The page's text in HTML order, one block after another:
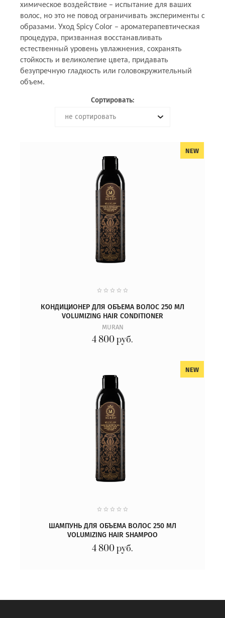
химическое воздействие – испытание для ваших
волос, но это не повод ограничивать эксперименты с
образами. Уход Spicy Color – ароматерапевтическая
процедура, призванная восстанавливать
естественный уровень увлажнения, сохранять
стойкость и великолепие цвета, придавать
безупречную гладкость или головокружительный
объем.
Сортировать:
не сортировать
NEW
КОНДИЦИОНЕР ДЛЯ ОБЪЕМА ВОЛОС 250 МЛ
VOLUMIZING HAIR CONDITIONER
MURAN
4 800 руб.
NEW
ШАМПУНЬ ДЛЯ ОБЪЕМА ВОЛОС 250 МЛ
VOLUMIZING HAIR SHAMPOO
4 800 руб.